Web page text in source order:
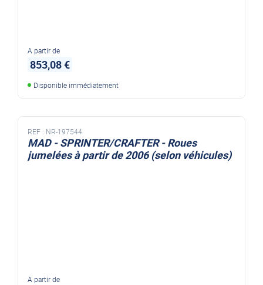
A partir de
853,08 €
Disponible immédiatement
REF : NR-197544
MAD - SPRINTER/CRAFTER - Roues
jumelées à partir de 2006 (selon véhicules)
A partir de